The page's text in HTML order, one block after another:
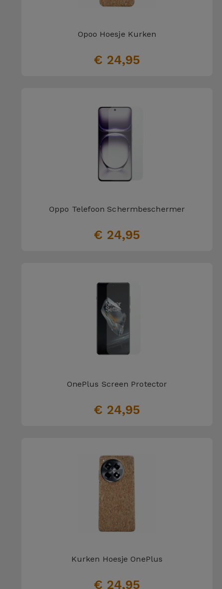
Opoo Hoesje Kurken
€ 24,95
Oppo Telefoon Schermbeschermer
€ 24,95
OnePlus Screen Protector
€ 24,95
Kurken Hoesje OnePlus
€ 24,95